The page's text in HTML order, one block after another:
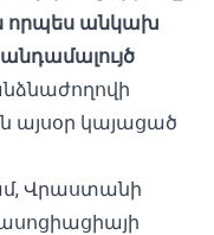
որպես անկախ
այսօր կայացած
Վրաստանի